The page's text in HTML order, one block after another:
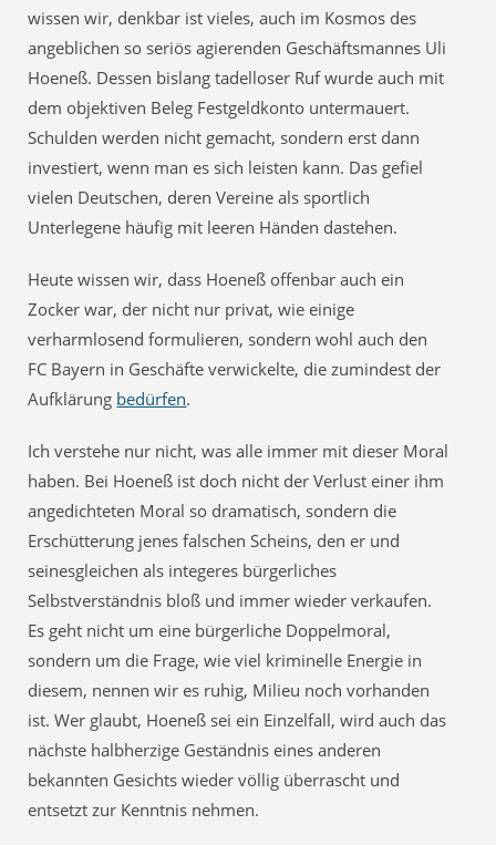
wissen wir, denkbar ist vieles, auch im Kosmos des
angeblichen so seriös agierenden Geschäftsmannes Uli
Hoeneß. Dessen bislang tadelloser Ruf wurde auch mit
dem objektiven Beleg Festgeldkonto untermauert.
Schulden werden nicht gemacht, sondern erst dann
investiert, wenn man es sich leisten kann. Das gefiel
vielen Deutschen, deren Vereine als sportlich
Unterlegene häufig mit leeren Händen dastehen.
Heute wissen wir, dass Hoeneß offenbar auch ein
Zocker war, der nicht nur privat, wie einige
verharmlosend formulieren, sondern wohl auch den
FC Bayern in Geschäfte verwickelte, die zumindest der
Aufklärung bedürfen.
Ich verstehe nur nicht, was alle immer mit dieser Moral
haben. Bei Hoeneß ist doch nicht der Verlust einer ihm
angedichteten Moral so dramatisch, sondern die
Erschütterung jenes falschen Scheins, den er und
seinesgleichen als integeres bürgerliches
Selbstverständnis bloß und immer wieder verkaufen.
Es geht nicht um eine bürgerliche Doppelmoral,
sondern um die Frage, wie viel kriminelle Energie in
diesem, nennen wir es ruhig, Milieu noch vorhanden
ist. Wer glaubt, Hoeneß sei ein Einzelfall, wird auch das
nächste halbherzige Geständnis eines anderen
bekannten Gesichts wieder völlig überrascht und
entsetzt zur Kenntnis nehmen.